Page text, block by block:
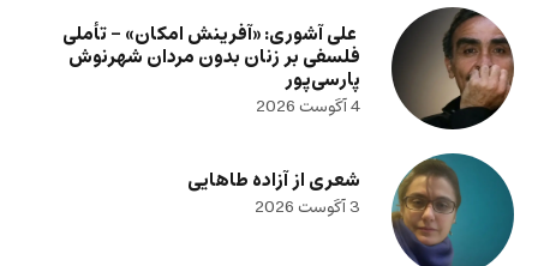
علی آشوری: «آفرینش امکان» – تأملی
فلسفی بر زنان بدون مردان شهرنوش
پارسی‌پور
4 آگوست 2026
شعری از آزاده طاهایی
3 آگوست 2026